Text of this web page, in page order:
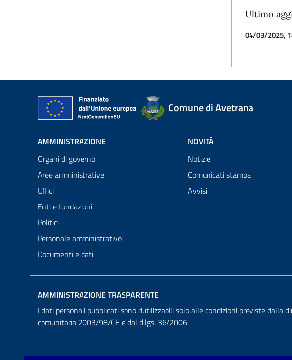
Ultimo
04/03/2025,
Comune di Avetrana
AMMINISTRAZIONE
Organi di governo
Aree amministrative
Uffici
Enti e fondazioni
Politici
Personale amministrativo
Documenti e dati
NOVITÀ
Notizie
Comunicati stampa
Avvisi
AMMINISTRAZIONE TRASPARENTE
I dati personali pubblicati sono riutilizzabili solo alle condizioni previste dalla
comunitaria 2003/98/CE e dal d.lgs. 36/2006